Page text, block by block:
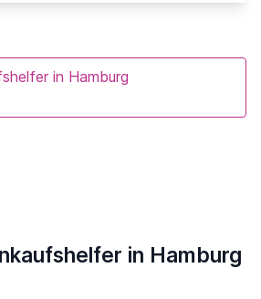
in Hamburg
in Hamburg